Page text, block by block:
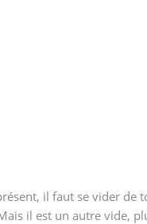
il faut se vider de
il est un autre vide,